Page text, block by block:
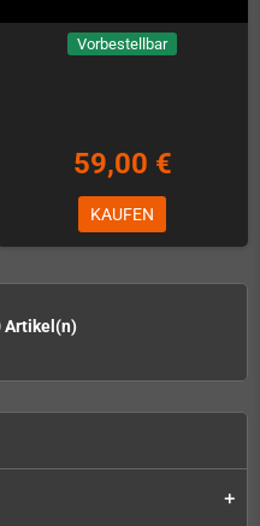
add
Vorbestellbar
59,00 €
KAUFEN
Artikel(n)